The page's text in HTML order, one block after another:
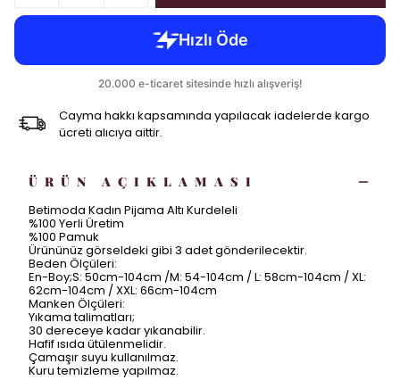
Cayma hakkı kapsamında yapılacak iadelerde kargo
ücreti alıcıya aittir.
ÜRÜN AÇIKLAMASI
Betimoda Kadın Pijama Altı Kurdeleli
%100 Yerli Üretim
%100 Pamuk
Ürününüz görseldeki gibi 3 adet gönderilecektir.
Beden Ölçüleri:
En-Boy;S: 50cm-104cm /M: 54-104cm / L: 58cm-104cm / XL:
62cm-104cm / XXL: 66cm-104cm
Manken Ölçüleri:
Yıkama talimatları;
30 dereceye kadar yıkanabilir.
Hafif ısıda ütülenmelidir.
Çamaşır suyu kullanılmaz.
Kuru temizleme yapılmaz.